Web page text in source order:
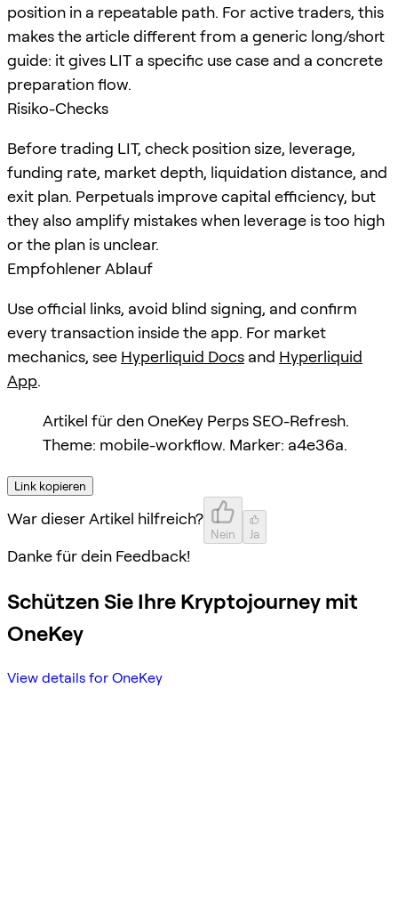
position in a repeatable path. For active traders, this
makes the article different from a generic long/short
guide: it gives LIT a specific use case and a concrete
preparation flow.
Risiko-Checks
Before trading LIT, check position size, leverage,
funding rate, market depth, liquidation distance, and
exit plan. Perpetuals improve capital efficiency, but
they also amplify mistakes when leverage is too high
or the plan is unclear.
Empfohlener Ablauf
Use official links, avoid blind signing, and confirm
every transaction inside the app. For market
mechanics, see Hyperliquid Docs and Hyperliquid
App.
Artikel für den OneKey Perps SEO-Refresh.
Theme: mobile-workflow. Marker: a4e36a.
Link kopieren
War dieser Artikel hilfreich?
Nein Ja
Danke für dein Feedback!
Schützen Sie Ihre Kryptojourney mit
OneKey
View details for OneKey